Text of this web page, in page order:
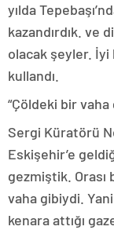
yılda
kazandırdık. ve
olacak şeyler. İyi
kullandı.
“Çöldeki bir vaha
Sergi Küratörü
Eskişehir’e
gezmiştik.
vaha gibiydi.
kenara attığı